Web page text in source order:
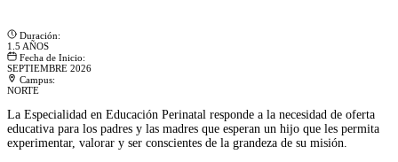
Duración:
1.5 AÑOS
Fecha de Inicio:
SEPTIEMBRE 2026
Campus:
NORTE
La Especialidad en Educación Perinatal responde a la necesidad de oferta
educativa para los padres y las madres que esperan un hijo que les permita
experimentar, valorar y ser conscientes de la grandeza de su misión.